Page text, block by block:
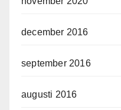
december 2016
september 2016
augusti 2016